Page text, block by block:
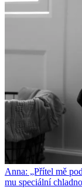
Anna: „Přítel mě
mu speciální